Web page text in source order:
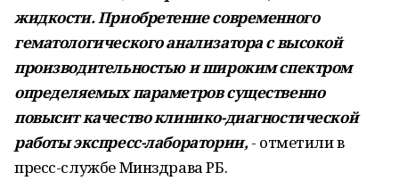
жидкости. Приобретение современного
гематологического анализатора с высокой
производительностью и широким спектром
определяемых параметров существенно
повысит качество клинико-диагностической
работы экспресс-лаборатории, - отметили в
пресс-службе Минздрава РБ.